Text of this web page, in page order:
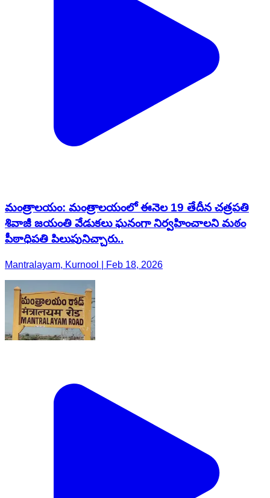
మంత్రాలయం: మంత్రాలయంలో ఈనెల 19 తేదీన చత్రపతి
శివాజీ జయంతి వేడుకలు ఘనంగా నిర్వహించాలని మఠం
పీఠాధిపతి పిలుపునిచ్చారు..
Mantralayam, Kurnool | Feb 18, 2026